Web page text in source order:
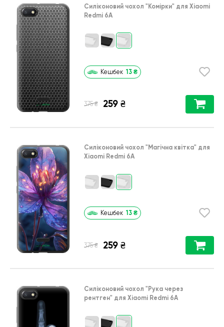
Силіконовий чохол "Комірки" для Xiaomi
Redmi 6A
Кешбек 13 ₴
375 ₴ 259 ₴
Силіконовий чохол "Магічна квітка" для
Xiaomi Redmi 6A
Кешбек 13 ₴
375 ₴ 259 ₴
Силіконовий чохол "Рука через
рентген" для Xiaomi Redmi 6A